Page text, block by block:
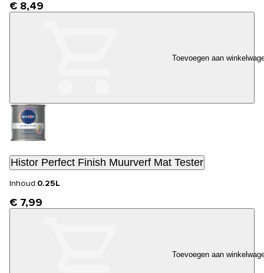
€ 8,49
Toevoegen aan
Histor Perfect Finish Muurverf Mat Tester
Inhoud:0.25L
€ 7,99
Toevoegen aan